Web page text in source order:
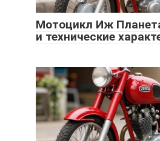
Мотоцикл Иж
и технические